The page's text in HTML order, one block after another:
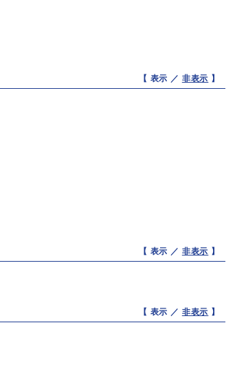
【 表示 ／ 非表示 】
【 表示 ／ 非表示 】
【 表示 ／ 非表示 】